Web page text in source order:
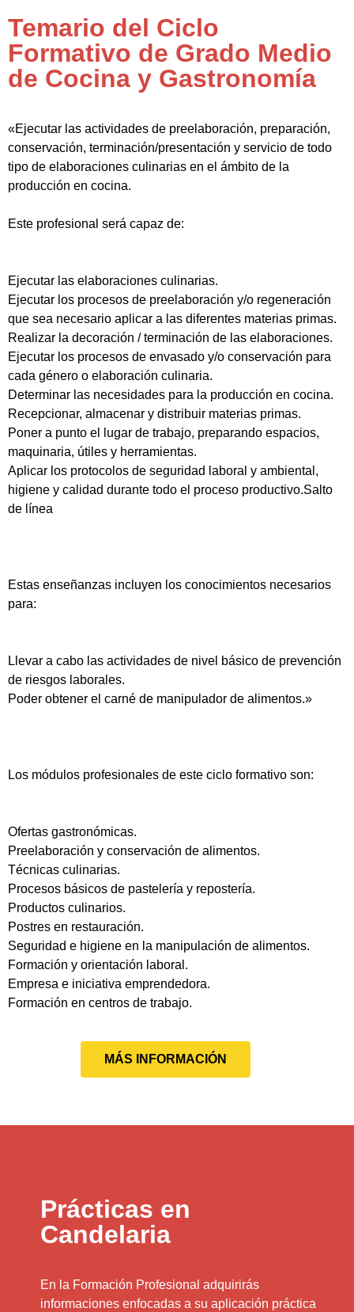
Temario del Ciclo
Formativo de Grado Medio
de Cocina y Gastronomía
«Ejecutar las actividades de preelaboración, preparación,
conservación, terminación/presentación y servicio de todo
tipo de elaboraciones culinarias en el ámbito de la
producción en cocina.
Este profesional será capaz de:
Ejecutar las elaboraciones culinarias.
Ejecutar los procesos de preelaboración y/o regeneración
que sea necesario aplicar a las diferentes materias primas.
Realizar la decoración / terminación de las elaboraciones.
Ejecutar los procesos de envasado y/o conservación para
cada género o elaboración culinaria.
Determinar las necesidades para la producción en cocina.
Recepcionar, almacenar y distribuir materias primas.
Poner a punto el lugar de trabajo, preparando espacios,
maquinaria, útiles y herramientas.
Aplicar los protocolos de seguridad laboral y ambiental,
higiene y calidad durante todo el proceso productivo.Salto
de línea
Estas enseñanzas incluyen los conocimientos necesarios
para:
Llevar a cabo las actividades de nivel básico de prevención
de riesgos laborales.
Poder obtener el carné de manipulador de alimentos.»
Los módulos profesionales de este ciclo formativo son:
Ofertas gastronómicas.
Preelaboración y conservación de alimentos.
Técnicas culinarias.
Procesos básicos de pastelería y repostería.
Productos culinarios.
Postres en restauración.
Seguridad e higiene en la manipulación de alimentos.
Formación y orientación laboral.
Empresa e iniciativa emprendedora.
Formación en centros de trabajo.
MÁS INFORMACIÓN
Prácticas en
Candelaria
En la Formación Profesional adquirirás
informaciones enfocadas a su aplicación práctica